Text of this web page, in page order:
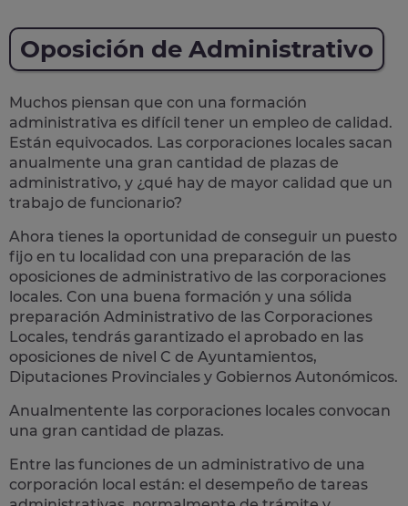
Oposición de Administrativo
Muchos piensan que con una formación
administrativa es difícil tener un empleo de calidad.
Están equivocados. Las corporaciones locales sacan
anualmente una gran cantidad de plazas de
administrativo, y ¿qué hay de mayor calidad que un
trabajo de funcionario?
Ahora tienes la oportunidad de conseguir un puesto
fijo en tu localidad con una preparación de las
oposiciones de administrativo de las corporaciones
locales. Con una buena formación y una sólida
preparación Administrativo de las Corporaciones
Locales, tendrás garantizado el aprobado en las
oposiciones de nivel C de Ayuntamientos,
Diputaciones Provinciales y Gobiernos Autonómicos.
Anualmentente las corporaciones locales convocan
una gran cantidad de plazas.
Entre las funciones de un administrativo de una
corporación local están: el desempeño de tareas